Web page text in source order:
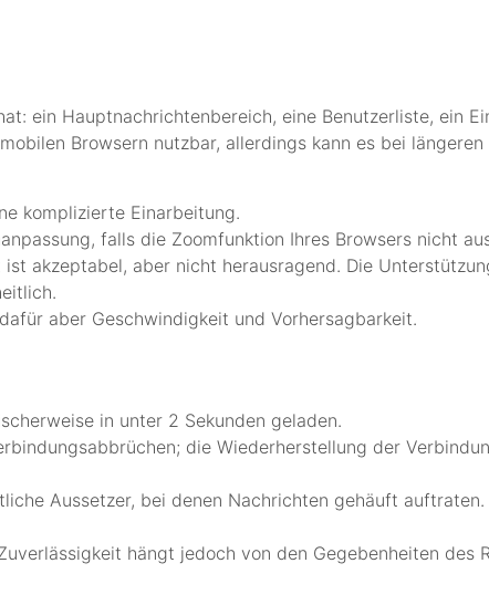
ein Hauptnachrichtenbereich, eine Benutzerliste, ein
Browsern nutzbar, allerdings kann es bei
komplizierte Einarbeitung.
falls die Zoomfunktion Ihres Browsers nicht
akzeptabel, aber nicht herausragend. Die
aber Geschwindigkeit und Vorhersagbarkeit.
in unter 2 Sekunden geladen.
die Wiederherstellung der
Aussetzer, bei denen Nachrichten gehäuft auftraten.
hängt jedoch von den Gegebenheiten des